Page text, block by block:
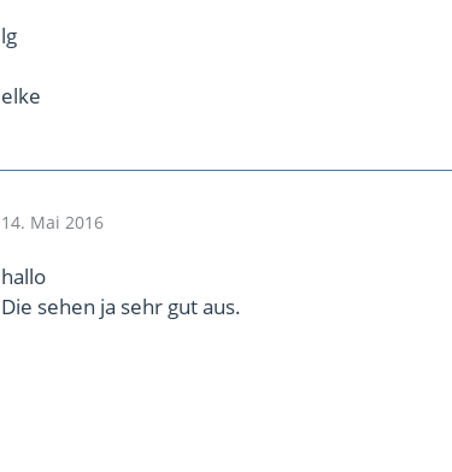
lg
elke
14. Mai 2016
hallo
Die sehen ja sehr gut aus.